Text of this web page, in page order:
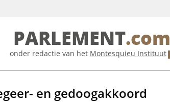
PARLEMENT.com
onder redactie van het Montesquieu Instituut
en gedoogakkoord